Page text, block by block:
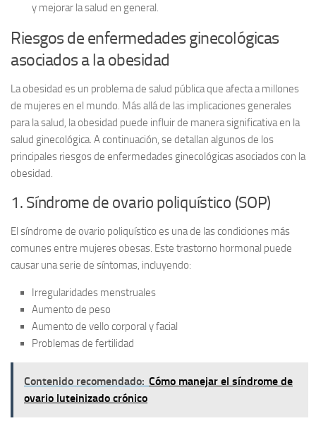
y mejorar la salud en general.
Riesgos de enfermedades ginecológicas
asociados a la obesidad
La obesidad es un problema de salud pública que afecta a millones
de mujeres en el mundo. Más allá de las implicaciones generales
para la salud, la obesidad puede influir de manera significativa en la
salud ginecológica. A continuación, se detallan algunos de los
principales riesgos de enfermedades ginecológicas asociados con la
obesidad.
1. Síndrome de ovario poliquístico (SOP)
El síndrome de ovario poliquístico es una de las condiciones más
comunes entre mujeres obesas. Este trastorno hormonal puede
causar una serie de síntomas, incluyendo:
Irregularidades menstruales
Aumento de peso
Aumento de vello corporal y facial
Problemas de fertilidad
Contenido recomendado: Cómo manejar el síndrome de
ovario luteinizado crónico